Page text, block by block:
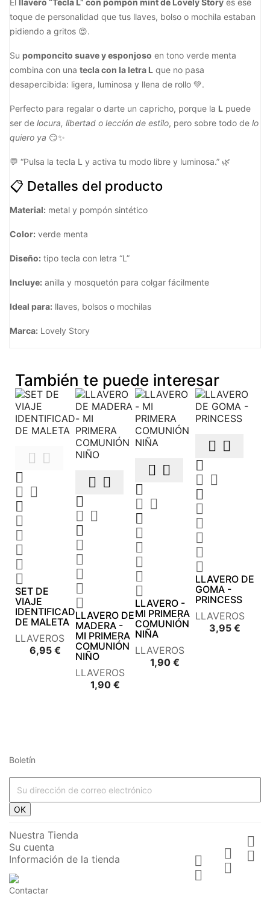
El llavero “Tecla L” con pompón mint de Lovely Story es ese
toque de personalidad que tus llaves, bolso o mochila estaban
pidiendo a gritos 😍.
Su pomponcito suave y esponjoso en tono verde menta
combina con una tecla con la letra L que no pasa
desapercibida: ligera, luminosa y llena de rollo 💚.
Perfecto para regalar o darte un capricho, porque la L puede
ser de locura, libertad o lección de estilo, pero sobre todo de lo
quiero ya 😏✨
💬 “Pulsa la tecla L y activa tu modo libre y luminosa.” 🌿
📋 Detalles del producto​
Material: metal y pompón sintético
Color: verde menta
Diseño: tipo tecla con letra “L”
Incluye: anilla y mosquetón para colgar fácilmente
Ideal para: llaves, bolsos o mochilas
Marca: Lovely Story
También te puede interesar
 

 






SET DE
VIAJE
IDENTIFICADOR
DE MALETA
LLAVEROS
6,95 €Precio
 

 






LLAVERO DE
MADERA -
MI PRIMERA
COMUNIÓN
NIÑO
LLAVEROS
1,90 €Precio
 

 






LLAVERO -
MI PRIMERA
COMUNIÓN
NIÑA
LLAVEROS
1,90 €
 

 






LLAVERO DE
GOMA -
PRINCESS
LLAVEROS
3,95 €

 







 



 
 


Boletín
OK
Nuestra Tienda


Su cuenta


Información de la tienda


Contactar